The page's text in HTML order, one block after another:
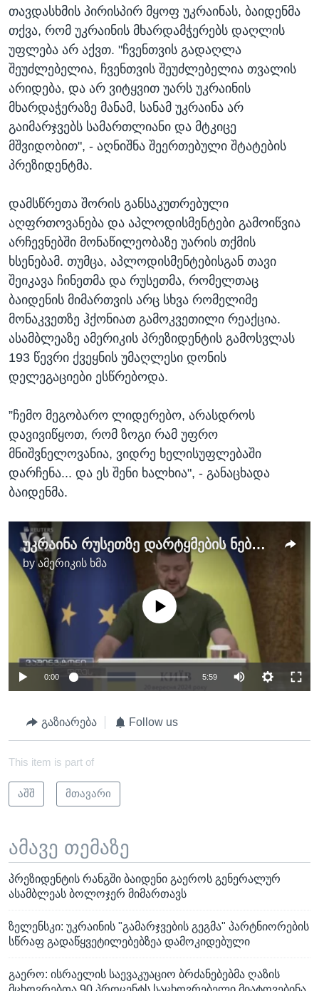
თავდასხმის პირისპირ მყოფ უკრაინას, ბაიდენმა
თქვა, რომ უკრაინის მხარდამჭერებს დაღლის
უფლება არ აქვთ. "ჩვენთვის გადაღლა
შეუძლებელია, ჩვენთვის შეუძლებელია თვალის
არიდება, და არ ვიტყვით უარს უკრაინის
მხარდაჭერაზე მანამ, სანამ უკრაინა არ
გაიმარჯვებს სამართლიანი და მტკიცე
მშვიდობით", - აღნიშნა შეერთებული შტატების
პრეზიდენტმა.
დამსწრეთა შორის განსაკუთრებული
აღფრთოვანება და აპლოდისმენტები გამოიწვია
არჩევნებში მონაწილეობაზე უარის თქმის
ხსენებამ. თუმცა, აპლოდისმენტებისგან თავი
შეიკავა ჩინეთმა და რუსეთმა, რომელთაც
ბაიდენის მიმართვის არც სხვა რომელიმე
მონაკვეთზე ჰქონიათ გამოკვეთილი რეაქცია.
ასამბლეაზე ამერიკის პრეზიდენტის გამოსვლას
193 წევრი ქვეყნის უმაღლესი დონის
დელეგაციები ესწრებოდა.
”ჩემო მეგობარო ლიდერებო, არასდროს
დავივიწყოთ, რომ ზოგი რამ უფრო
მნიშვნელოვანია, ვიდრე ხელისუფლებაში
დარჩენა... და ეს შენი ხალხია", - განაცხადა
ბაიდენმა.
უკრაინა რუსეთზე დარტყმების ნებას ითხოვს, ზელენსკი ბაიდენსა და ჰარისს ხვდება
byამერიკის ხმა
No media source currently available
0:00 5:59
გაზიარება Follow us
This item is part of
აშშ მთავარი
ამავე თემაზე
პრეზიდენტის რანგში ბაიდენი გაეროს გენერალურ
ასამბლეას ბოლოჯერ მიმართავს
ზელენსკი: უკრაინის "გამარჯვების გეგმა" პარტნიორების
სწრაფ გადაწყვეტილებებზეა დამოკიდებული
გაერო: ისრაელის საევაკუაციო ბრძანებებმა ღაზის